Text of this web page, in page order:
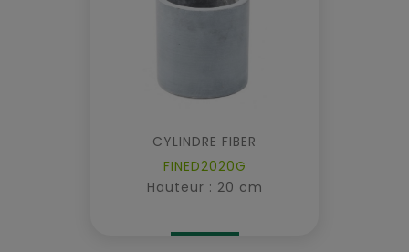
CYLINDRE FIBER
FINED2020G
Hauteur : 20 cm